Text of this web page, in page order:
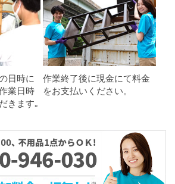
日時に
業日時
きます｡
作業終了後に現金にて料金
をお支払いください。